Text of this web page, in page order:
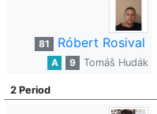
81 Róbert Rosival
A 9 Tomáš Hudák
2 Period